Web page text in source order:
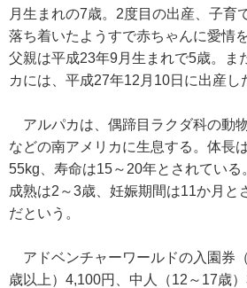
月生まれの7歳。2度目の出産、子育
落ち着いたようすで赤ちゃんに愛情
父親は平成23年9月生まれで5歳。ま
カには、平成27年12月10日に出産し
アルパカは、偶蹄目ラクダ科の動
などの南アメリカに生息する。体長
55kg、寿命は15～20年とされている
成熟は2～3歳、妊娠期間は11か月と
だという。
アドベンチャーワールドの入園券
歳以上）4,100円、中人（12～17歳